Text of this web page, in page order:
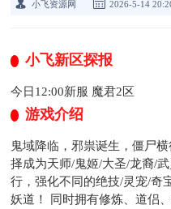
小飞资源网 2026-5-14
小飞新区探报
今日12:00新服 魔君2区
游戏介绍
鬼域降临，邪祟诞生，僵尸
择成为天师/鬼姬/大圣/龙裔/
行，强化不同的绝技/灵宠/奇
妖道！ 同时拥有修炼、道侣